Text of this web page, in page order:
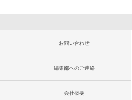
お問い合わせ
編集部へのご連絡
会社概要